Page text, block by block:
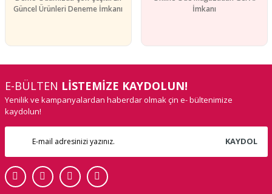
Güncel Ürünleri Deneme İmkanı
İmkanı
E-BÜLTEN LİSTEMİZE KAYDOLUN!
Yenilik ve kampanyalardan haberdar olmak çin e- bültenimize
kaydolun!
KAYDOL